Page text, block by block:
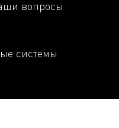
вопросы
системы